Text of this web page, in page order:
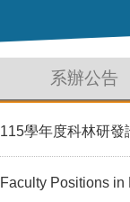
系辦公告
115學年度科林研
Faculty Positions